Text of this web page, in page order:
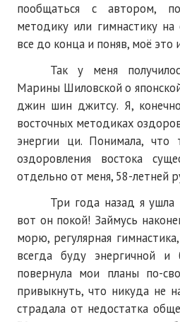
№ 12
№ 1
№ 3
№ 4
№ 5
№ 7
№ 8
№ 9
2026 г.
пообщаться с автором,
методику или гимнастику на
все до конца и поняв, моё это
Так у меня
Марины Шиловской о
джин шин джитсу. Я,
восточных методиках
энергии ци. Понимала, что
оздоровления востока
отдельно от меня, 58-летней
Три года назад я
вот он покой! Займусь
морю, регулярная
всегда буду энергичной
повернула мои планы по-
привыкнуть, что никуда не
страдала от недостатка